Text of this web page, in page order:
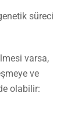
süreci
varsa,
ve
olabilir: